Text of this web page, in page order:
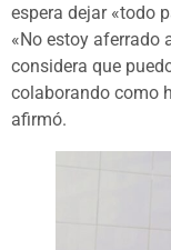
espera dejar «todo
«No estoy aferrado
considera que
colaborando como
afirmó.